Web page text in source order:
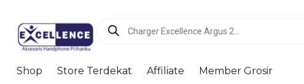
search
Shop Store Terdekat Affiliate Member Grosir